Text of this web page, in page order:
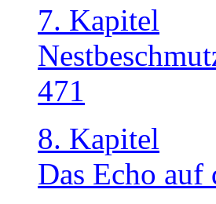
7. Kapitel
471
8. Kapitel
Das Echo auf